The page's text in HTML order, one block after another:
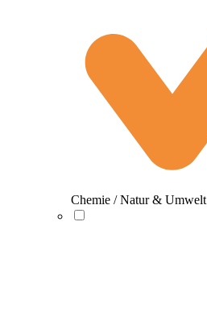
Chemie / Natur & Umwelt